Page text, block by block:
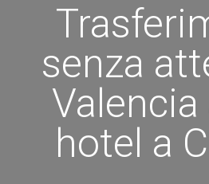
senza
hotel a